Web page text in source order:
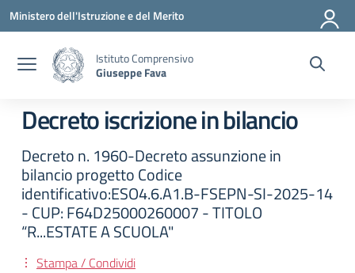
Vai ai contenuti
Vai al menu di navigazione
Vai al footer
Ministero dell'Istruzione e del Merito
Istituto Comprensivo
Giuseppe Fava
Decreto iscrizione in bilancio
Decreto n. 1960-Decreto assunzione in
bilancio progetto Codice
identificativo:ESO4.6.A1.B-FSEPN-SI-2025-14
- CUP: F64D25000260007 - TITOLO
“R...ESTATE A SCUOLA"
Stampa / Condividi